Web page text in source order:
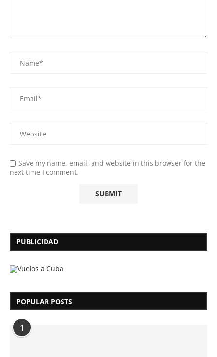
Save my name, email, and website in this browser for the
next time I comment.
PUBLICIDAD
POPULAR POSTS
1